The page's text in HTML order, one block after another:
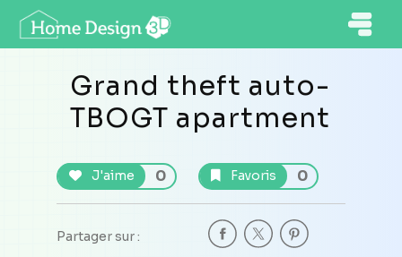
Grand theft auto-
TBOGT apartment
J'aime 0 Favoris 0
Partager sur :